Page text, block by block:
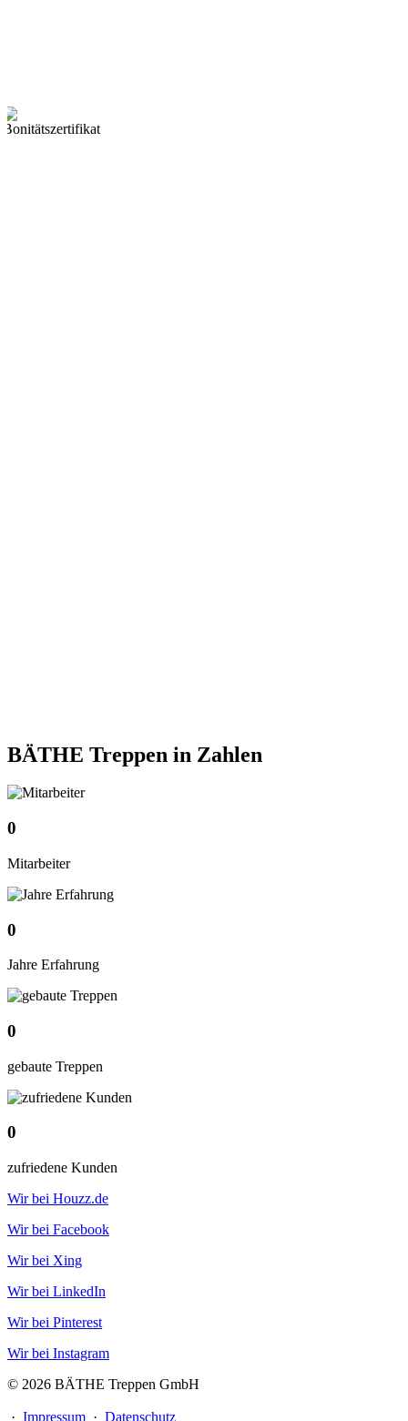
BÄTHE Treppen in Zahlen
0
Mitarbeiter
0
Jahre Erfahrung
0
gebaute Treppen
0
zufriedene Kunden
Wir bei Houzz.de
Wir bei Facebook
Wir bei Xing
Wir bei LinkedIn
Wir bei Pinterest
Wir bei Instagram
© 2026 BÄTHE Treppen GmbH
· Impressum · Datenschutz